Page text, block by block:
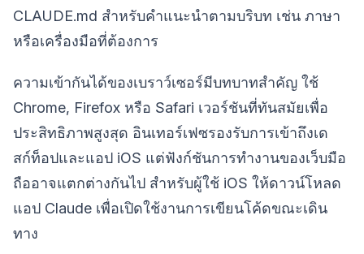
CLAUDE.md สำหรับคำแนะนำตามบริบท เช่น ภาษา
หรือเครื่องมือที่ต้องการ
ความเข้ากันได้ของเบราว์เซอร์มีบทบาทสำคัญ ใช้
Chrome, Firefox หรือ Safari เวอร์ชันที่ทันสมัยเพื่อ
ประสิทธิภาพสูงสุด อินเทอร์เฟซรองรับการเข้าถึงเด
สก์ท็อปและแอป iOS แต่ฟังก์ชันการทำงานของเว็บมือ
ถืออาจแตกต่างกันไป สำหรับผู้ใช้ iOS ให้ดาวน์โหลด
แอป Claude เพื่อเปิดใช้งานการเขียนโค้ดขณะเดิน
ทาง